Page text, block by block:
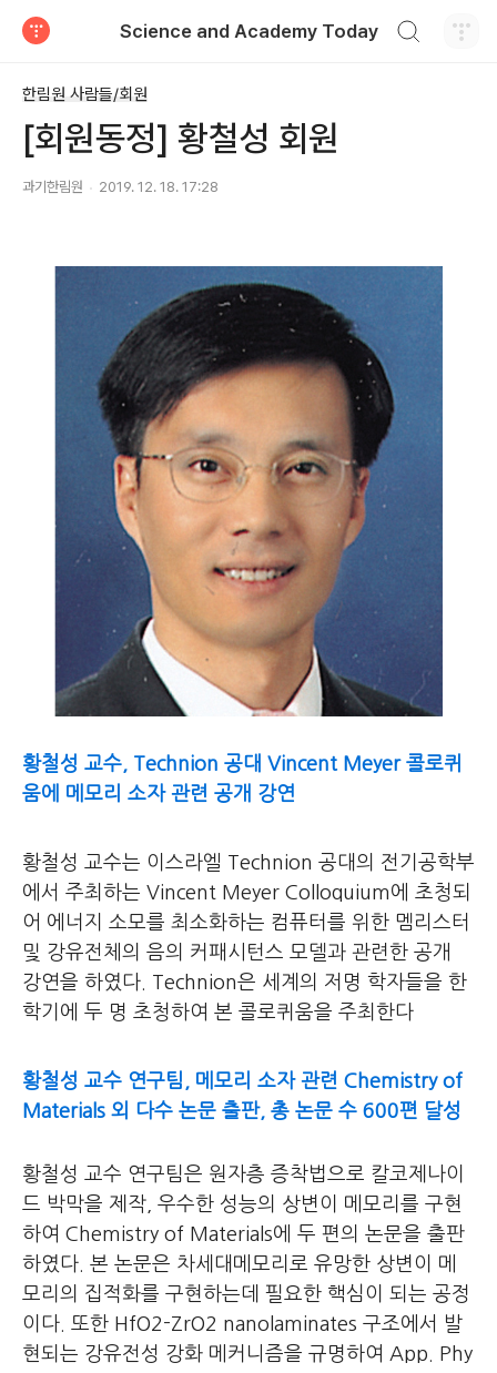
Science and Academy Today
한림원 사람들/회원
[회원동정] 황철성 회원
과기한림원 2019. 12. 18. 17:28
황철성 교수, Technion 공대 Vincent Meyer 콜로퀴
움에 메모리 소자 관련 공개 강연
황철성 교수는 이스라엘 Technion 공대의 전기공학부
에서 주최하는 Vincent Meyer Colloquium에 초청되
어 에너지 소모를 최소화하는 컴퓨터를 위한 멤리스터
및 강유전체의 음의 커패시턴스 모델과 관련한 공개
강연을 하였다. Technion은 세계의 저명 학자들을 한
학기에 두 명 초청하여 본 콜로퀴움을 주최한다
황철성 교수 연구팀, 메모리 소자 관련 Chemistry of
Materials 외 다수 논문 출판, 총 논문 수 600편 달성
황철성 교수 연구팀은 원자층 증착법으로 칼코제나이
드 박막을 제작, 우수한 성능의 상변이 메모리를 구현
하여 Chemistry of Materials에 두 편의 논문을 출판
하였다. 본 논문은 차세대메모리로 유망한 상변이 메
모리의 집적화를 구현하는데 필요한 핵심이 되는 공정
이다. 또한 HfO2-ZrO2 nanolaminates 구조에서 발
현되는 강유전성 강화 메커니즘을 규명하여 App. Phy